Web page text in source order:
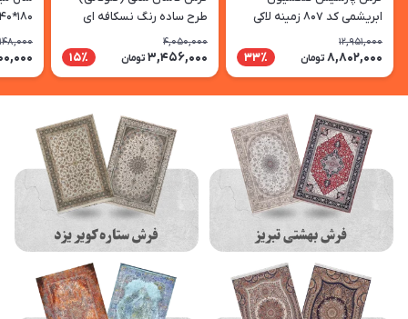
ابریشمی کد 807 زمینه لاکی
12,951,000
8,802,000 تومان 33٪
طرح ساده رنگ نسکافه ای
4,050,000
3,456,000 تومان 15٪